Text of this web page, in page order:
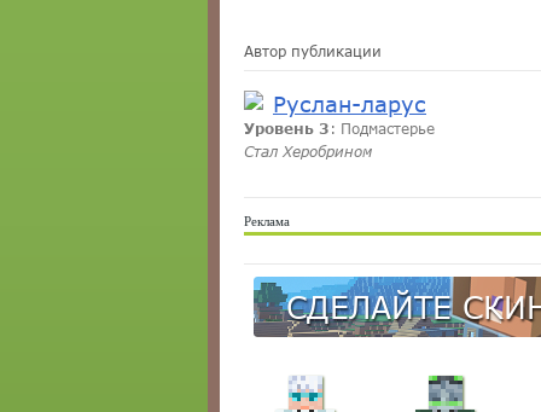
Автор публикации
Руслан-ларус
Уровень 3 : Подмастерье
Стал Херобрином
Реклама
СДЕЛАЙТЕ